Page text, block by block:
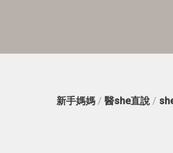
新手媽媽 / 醫she直說 /